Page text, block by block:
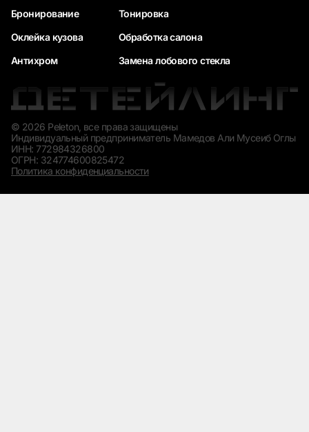
Бронирование
Оклейка кузова
Антихром
Тонировка
Обработка салона
Замена лобового стекла
© 2026 Peleton, все права защищены
Индивидуальный предприниматель Мамедов Али Мусеиб Оглы
ИНН: 772984326800
ОГРН: 324774600825472
Политика конфиденциальности